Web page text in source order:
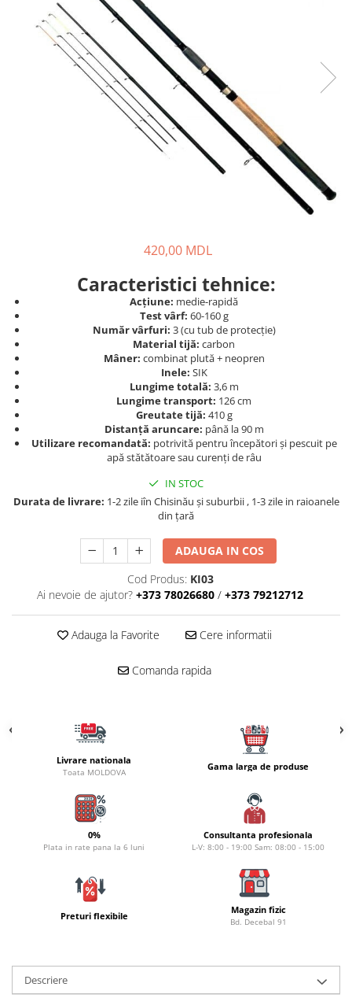
Fire feeder, stationar
Plute si Indicatoare
Platforme feeder, suporturi,
Plumbi, cosulete, momitoare
Carlige Feeder, Stationar
Mulinete la rapitor
Fire rapitor
Carlige la rapitor
Greutati la rapitor
Naluci
Accesorii rapitor
Monturi rapitor
Forfaci la rapitor
Momeli la rapitor
Momeala artificiala
Seminte si mix de seminte
Aditivi, arome, dipuri
Accesorii conexe pescuit
Cântare
Barci, sonare
Sonare
420,00 MDL
Caracteristici tehnice:
Acțiune: medie-rapidă
Test vârf: 60-160 g
Număr vârfuri: 3 (cu tub de protecție)
Material tijă: carbon
Mâner: combinat plută + neopren
Inele: SIK
Lungime totală: 3,6 m
Lungime transport: 126 cm
Greutate tijă: 410 g
Distanță aruncare: până la 90 m
Utilizare recomandată: potrivită pentru începători și pescuit pe
apă stătătoare sau curenți de râu
IN STOC
Durata de livrare: 1-2 zile iîn Chisinău şi suburbii , 1-3 zile in raioanele
din țară
ADAUGA IN COS
Cod Produs: KI03
Ai nevoie de ajutor? +373 78026680 / +373 79212712
Adauga la Favorite Cere informatii
Comanda rapida
Livrare nationala
Toata MOLDOVA
Gama larga de produse
0%
Plata in rate pana la 6 luni
Consultanta profesionala
L-V: 8:00 - 19:00 Sam: 08:00 - 15:00
Preturi flexibile Magazin fizic
Bd. Decebal 91
Descriere